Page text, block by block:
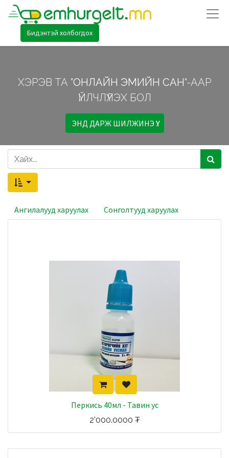
Бидэнтэй холбогдох
ХЭРЭВ ТА "ОНЛАЙН ЭМИЙН САН"-ААР
ҮЙЛЧЛҮҮЛЭХ БОЛ
ЭНД ДАРЖ ШИЛЖИНЭ ҮҮ.
Ангилалууд харуулах Сонголтууд харуулах
Перкись 40мл - Тавин ус
2'000.0000 ₮